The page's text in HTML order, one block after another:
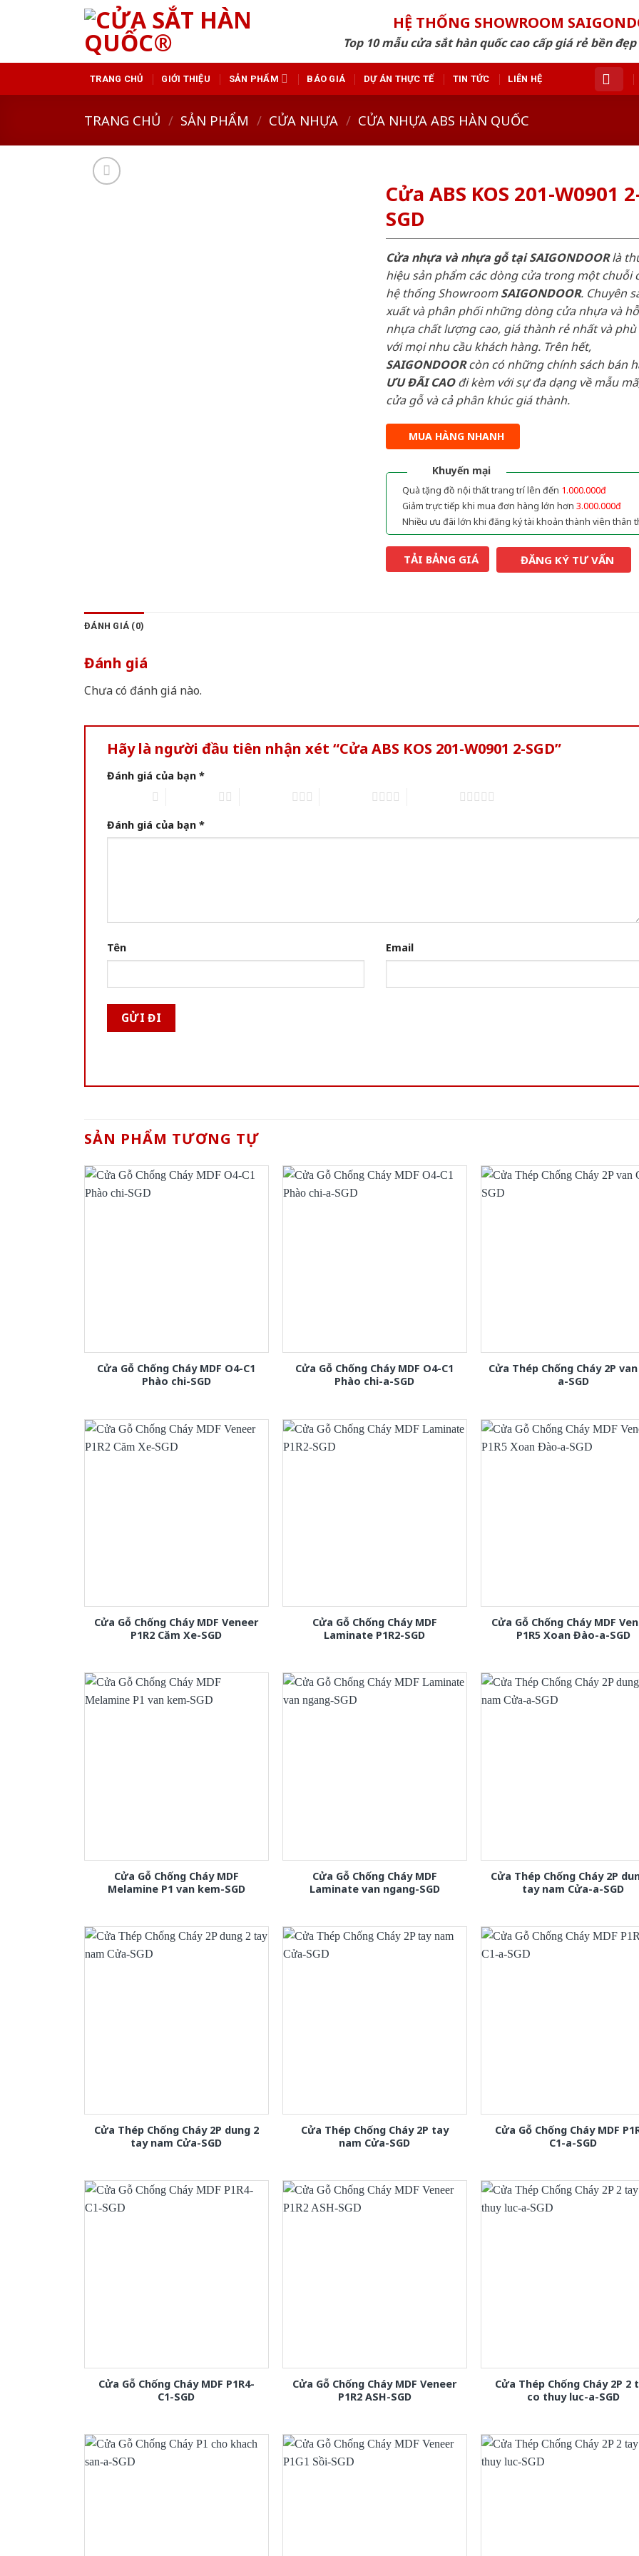
HỆ THỐNG SHOWROOM
Top 10 mẫu cửa sắt hàn quốc cao cấp giá rẻ bền
TRANG CHỦ GIỚI THIỆU SẢN PHẨM BÁO GIÁ DỰ ÁN THỰC TẾ TIN TỨC LIÊN HỆ
TRANG CHỦ / SẢN PHẨM / CỬA NHỰA / CỬA NHỰA ABS HÀN QUỐC
Cửa ABS KOS 201-W0901
SGD
Cửa nhựa và nhựa gỗ tại SAIGONDOORlà
hiệu sản phẩm các dòng cửa trong một chuỗi
hệ thống ShowroomSAIGONDOOR. Chuyên
xuất và phân phối những dòng cửa nhựa và
nhựa chất lượng cao, giá thành rẻ nhất và
với mọi nhu cầu khách hàng. Trên hết,
SAIGONDOORcòn có những chính sách bán
ƯU ĐÃI CAOđi kèm với sự đa dạng về mẫu
cửa gỗ và cả phân khúc giá thành.
MUA HÀNG NHANH
Khuyến mại
Quà tặng đồ nội thất trang trí lên đến 1.000.000đ
Giảm trực tiếp khi mua đơn hàng lớn hơn 3.000.000đ
Nhiều ưu đãi lớn khi đăng ký tài khoản thành viên thân
TẢI BẢNG GIÁ ĐĂNG KÝ TƯ VẤN
ĐÁNH GIÁ (0)
Đánh giá
Chưa có đánh giá nào.
Hãy là người đầu tiên nhận xét “Cửa ABS KOS 201-W0901 2-SGD”
Đánh giá của bạn *
Đánh giá của bạn *
Tên Email
SẢN PHẨM TƯƠNG TỰ
Cửa Gỗ Chống Cháy MDF O4-C1
Phào chi-SGD
Cửa Gỗ Chống Cháy MDF O4-C1
Phào chi-a-SGD
Cửa Thép Chống Cháy 2P
a-SGD
Cửa Gỗ Chống Cháy MDF Veneer
P1R2 Căm Xe-SGD
Cửa Gỗ Chống Cháy MDF
Laminate P1R2-SGD
Cửa Gỗ Chống Cháy MDF
P1R5 Xoan Đào-a-SGD
Cửa Gỗ Chống Cháy MDF
Melamine P1 van kem-SGD
Cửa Gỗ Chống Cháy MDF
Laminate van ngang-SGD
Cửa Thép Chống Cháy 2P
tay nam Cửa-a-SGD
Cửa Thép Chống Cháy 2P dung 2
tay nam Cửa-SGD
Cửa Thép Chống Cháy 2P tay
nam Cửa-SGD
Cửa Gỗ Chống Cháy MDF
C1-a-SGD
Cửa Gỗ Chống Cháy MDF P1R4-
C1-SGD
Cửa Gỗ Chống Cháy MDF Veneer
P1R2 ASH-SGD
Cửa Thép Chống Cháy 2P 2
co thuy luc-a-SGD